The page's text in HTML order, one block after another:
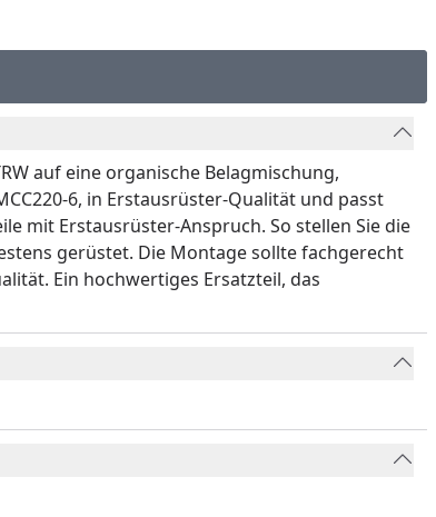
auf eine organische Belagmischung,
6, in Erstausrüster-Qualität und passt
mit Erstausrüster-Anspruch. So stellen Sie die
gerüstet. Die Montage sollte fachgerecht
Ein hochwertiges Ersatzteil, das